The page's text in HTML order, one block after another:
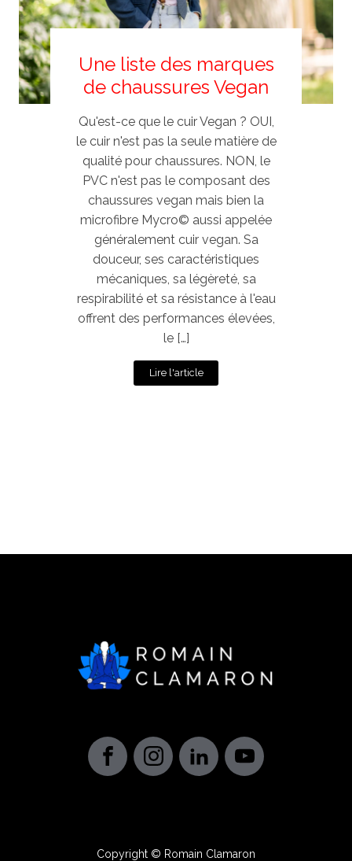
Une liste des marques
de chaussures Vegan
Qu'est-ce que le cuir Vegan ? OUI,
le cuir n'est pas la seule matière de
qualité pour chaussures. NON, le
PVC n'est pas le composant des
chaussures vegan mais bien la
microfibre Mycro© aussi appelée
généralement cuir vegan. Sa
douceur, ses caractéristiques
mécaniques, sa légèreté, sa
respirabilité et sa résistance à l'eau
offrent des performances élevées,
le […]
Lire l'article
Copyright © Romain Clamaron